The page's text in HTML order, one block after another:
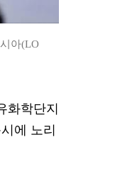
아(LO
화학단지
에 노리